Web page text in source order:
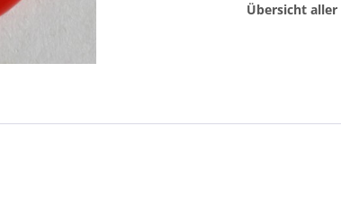
Übersicht aller